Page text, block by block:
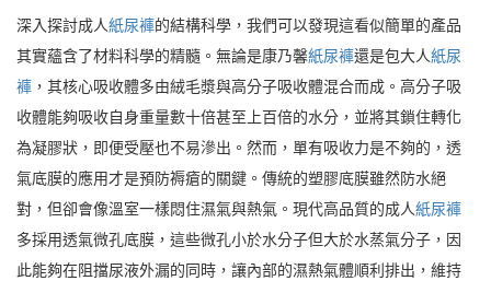
深入探討成人紙尿褲的結構科學，我們可以發現這看似簡單的產品
其實蘊含了材料科學的精髓。無論是康乃馨紙尿褲還是包大人紙尿
褲 ，其核心吸收體多由絨毛漿與高分子吸收體混合而成。高分子吸
收體能夠吸收自身重量數十倍甚至上百倍的水分，並將其鎖住轉化
為凝膠狀，即便受壓也不易滲出。然而，單有吸收力是不夠的，透
氣底膜的應用才是預防褥瘡的關鍵。傳統的塑膠底膜雖然防水絕
對，但卻會像溫室一樣悶住濕氣與熱氣。現代高品質的成人紙尿褲
多採用透氣微孔底膜，這些微孔小於水分子但大於水蒸氣分子，因
此能夠在阻擋尿液外漏的同時，讓內部的濕熱氣體順利排出，維持